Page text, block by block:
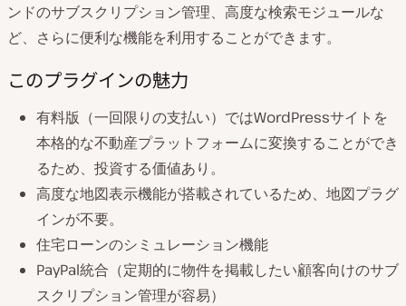
ンドのサブスクリプション管理、高度な検索モジュールな
ど、さらに便利な機能を利用することができます。
このプラグインの魅力
有料版（一回限りの支払い）ではWordPressサイトを
本格的な不動産プラットフォームに変換することができ
るため、投資する価値あり。
高度な地図表示機能が搭載されているため、地図プラグ
インが不要。
住宅ローンのシミュレーション機能
PayPal統合（定期的に物件を掲載したい顧客向けのサブ
スクリプション管理が容易）